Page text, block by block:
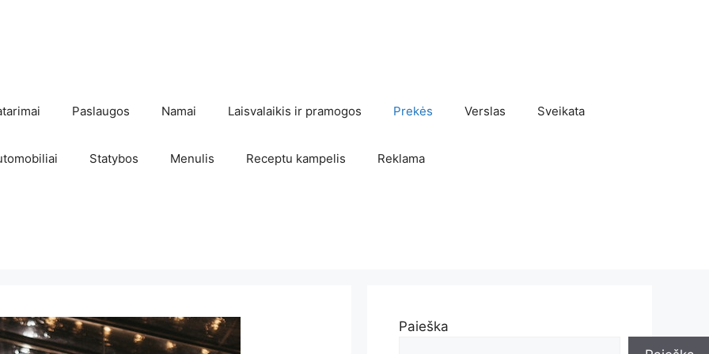
Paslaugos Namai Laisvalaikis ir pramogos Prekės Verslas Sveikata
Statybos Menulis Receptu kampelis Reklama
Paieška